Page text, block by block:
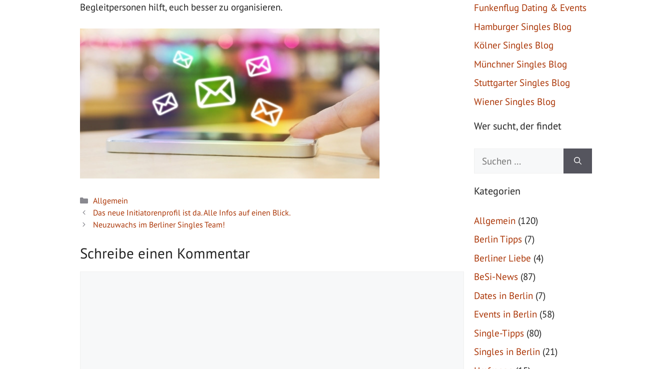
Begleitpersonen hilft, euch besser zu organisieren.
Kategorien
Allgemein
Das neue Initiatorenprofil ist da. Alle Infos auf einen Blick.
Neuzuwachs im Berliner Singles Team!
Schreibe einen Kommentar
Funkenflug Dating & Events
Hamburger Singles Blog
Kölner Singles Blog
Münchner Singles Blog
Stuttgarter Singles Blog
Wiener Singles Blog
Wer sucht, der findet
Suche
nach:
Kategorien
Allgemein (120)
Berlin Tipps (7)
Berliner Liebe (4)
BeSi-News (87)
Dates in Berlin (7)
Events in Berlin (58)
Single-Tipps (80)
Singles in Berlin (21)